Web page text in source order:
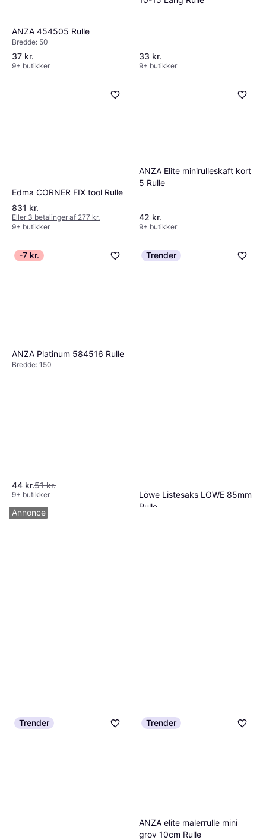
ANZA 454505 Rulle
Bredde: 50
37 kr.
9+ butikker
33 kr.
9+ butikker
Edma CORNER FIX tool Rulle
831 kr.
Eller 3 betalinger af 277 kr.
9+ butikker
ANZA Elite minirulleskaft kort
5 Rulle
42 kr.
9+ butikker
-7 kr.
ANZA Platinum 584516 Rulle
Bredde: 150
44 kr.51 kr.
9+ butikker
Trender
Löwe Listesaks LOWE 85mm
Rulle
Trender Trender
ANZA elite malerrulle mini
grov 10cm Rulle
Annonce